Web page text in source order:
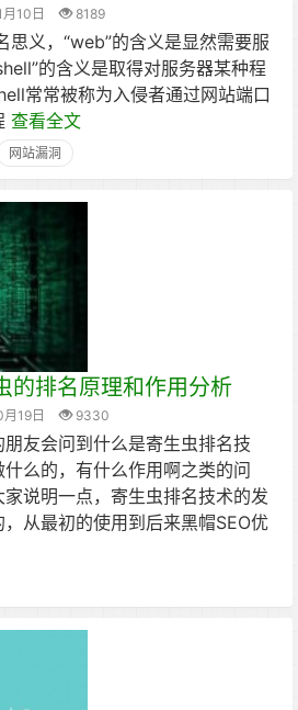
10日 8189
思义，“web”的含义是显然需要服
的含义是取得对服务器某种程
常常被称为入侵者通过网站端口
查看全文
网站漏洞
的排名原理和作用分析
19日 9330
友会问到什么是寄生虫排名技
么的，有什么作用啊之类的问
说明一点，寄生虫排名技术的发
从最初的使用到后来黑帽SEO优